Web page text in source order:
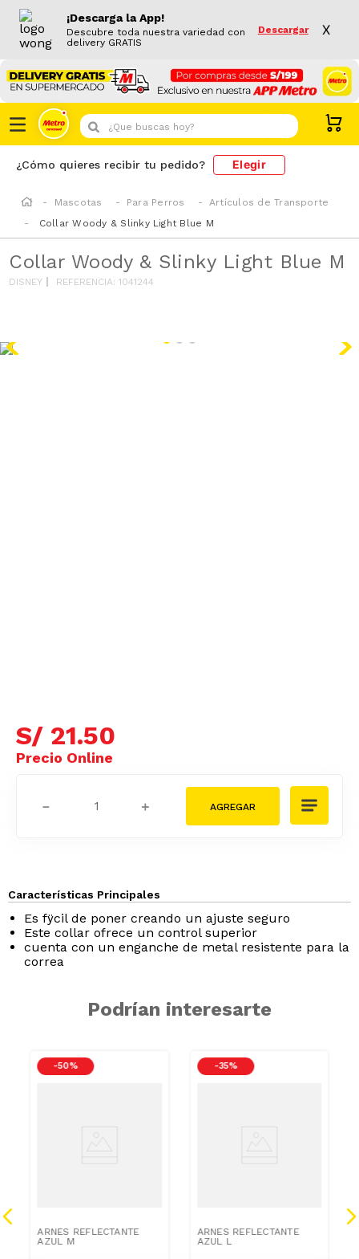
¡Descarga la App!
Descubre toda nuestra variedad con
delivery GRATIS
Descargar X
¿Que buscas hoy?
¿Cómo quieres recibir tu pedido? Elegir
Mascotas Para Perros
Artículos de Transporte
Collar Woody & Slinky Light Blue M
Collar Woody & Slinky Light Blue M
DISNEY REFERENCIA:1041244
S/ 21.50
＋
－
Características Principales
Es fÿcil de poner creando un ajuste seguro
Este collar ofrece un control superior
cuenta con un enganche de metal resistente para la
correa
Podrían interesarte
-50 %
ARNES REFLECTANTE
AZUL M
-35 %
ARNES REFLECTANTE
AZUL L